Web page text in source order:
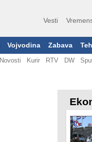
Vesti
Vojvodina Zabava Teh
Novosti Kurir RTV DW